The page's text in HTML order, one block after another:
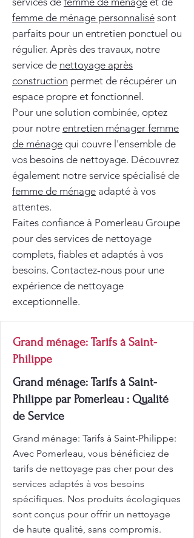
femme de ménage personnalisé sont
parfaits pour un entretien ponctuel ou
régulier. Après des travaux, notre
service de nettoyage après
construction permet de récupérer un
espace propre et fonctionnel.
Pour une solution combinée, optez
pour notre entretien ménager femme
de ménage qui couvre l'ensemble de
vos besoins de nettoyage. Découvrez
également notre service spécialisé de
femme de ménage adapté à vos
attentes.
Faites confiance à Pomerleau Groupe
pour des services de nettoyage
complets, fiables et adaptés à vos
besoins. Contactez-nous pour une
expérience de nettoyage
exceptionnelle.
Grand ménage: Tarifs à Saint-
Philippe
Grand ménage: Tarifs à Saint-
Philippe par Pomerleau : Qualité
de Service
Grand ménage: Tarifs à Saint-Philippe:
Avec Pomerleau, vous bénéficiez de
tarifs de nettoyage pas cher pour des
services adaptés à vos besoins
spécifiques. Nos produits écologiques
sont conçus pour offrir un nettoyage
de haute qualité, sans compromis.